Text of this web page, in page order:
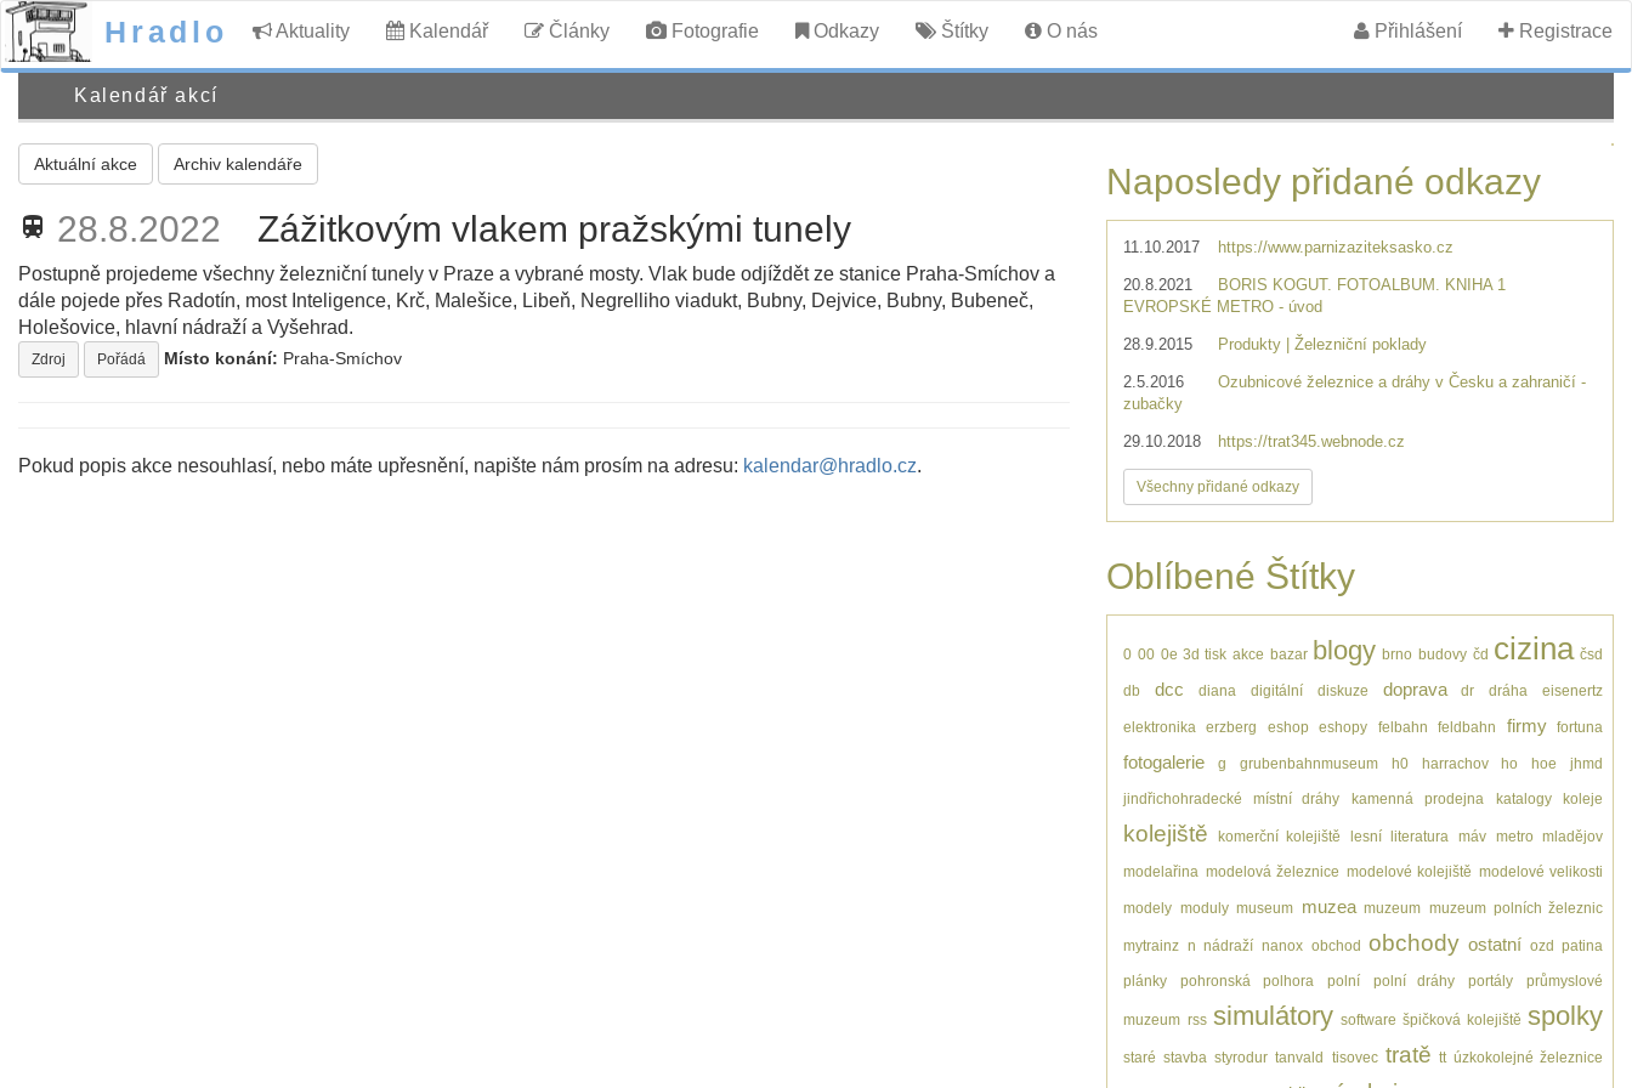
Hradlo Aktuality Kalendář Články Fotografie Odkazy Štítky O nás Přihlášení Registrace
Kalendář akcí
Aktuální akce Archiv kalendáře
train 28.8.2022 Zážitkovým vlakem pražskými tunely
Postupně projedeme všechny železniční tunely v Praze a vybrané mosty. Vlak bude odjíždět ze stanice Praha-Smíchov a
dále pojede přes Radotín, most Inteligence, Krč, Malešice, Libeň, Negrelliho viadukt, Bubny, Dejvice, Bubny, Bubeneč,
Holešovice, hlavní nádraží a Vyšehrad.
Zdroj Pořádá Místo konání: Praha-Smíchov
Pokud popis akce nesouhlasí, nebo máte upřesnění, napište nám prosím na adresu: kalendar@hradlo.cz.
Naposledy přidané odkazy
11.10.2017 https://www.parnizaziteksasko.cz
20.8.2021
BORIS KOGUT. FOTOALBUM. KNIHA 1
EVROPSKÉ METRO - úvod
28.9.2015 Produkty | Železniční poklady
2.5.2016
Ozubnicové železnice a dráhy v Česku a zahraničí -
zubačky
29.10.2018 https://trat345.webnode.cz
Všechny přidané odkazy
Oblíbené Štítky
0 00 0e 3d tisk akce bazar blogy brno budovy čd cizina čsd
db dcc diana digitální diskuze doprava dr dráha eisenertz
elektronika erzberg eshop eshopy felbahn feldbahn firmy fortuna
fotogalerie g grubenbahnmuseum h0 harrachov ho hoe jhmd
jindřichohradecké místní dráhy kamenná prodejna katalogy koleje
kolejiště komerční kolejiště lesní literatura máv metro mladějov
modelařina modelová železnice modelové kolejiště modelové velikosti
modely moduly museum muzea muzeum muzeum polních železnic
mytrainz n nádraží nanox obchod obchody ostatní ozd patina
plánky pohronská polhora polní polní dráhy portály průmyslové
muzeum rss simulátory software špičková kolejiště spolky
staré stavba styrodur tanvald tisovec tratě tt úzkokolejné železnice